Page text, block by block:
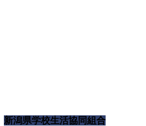
新潟県学校生活協同組合